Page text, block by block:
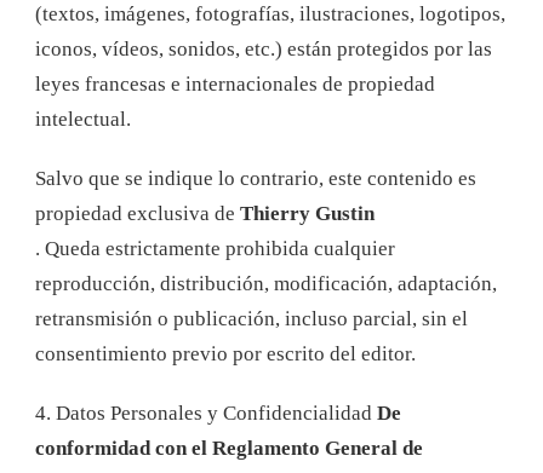
(textos, imágenes, fotografías, ilustraciones, logotipos,
iconos, vídeos, sonidos, etc.) están protegidos por las
leyes francesas e internacionales de propiedad
intelectual.
Salvo que se indique lo contrario, este contenido es
propiedad exclusiva de Thierry Gustin
. Queda estrictamente prohibida cualquier
reproducción, distribución, modificación, adaptación,
retransmisión o publicación, incluso parcial, sin el
consentimiento previo por escrito del editor.
4. Datos Personales y Confidencialidad De
conformidad con el Reglamento General de